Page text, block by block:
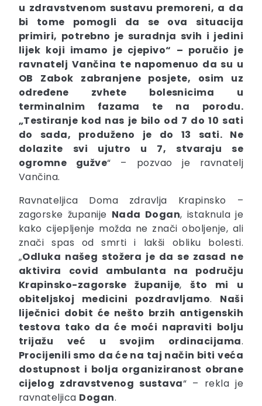
u zdravstvenom sustavu premoreni, a da
bi tome pomogli da se ova situacija
primiri, potrebno je suradnja svih i jedini
lijek koji imamo je cjepivo“ – poručio je
ravnatelj Vančina te napomenuo da su u
OB Zabok zabranjene posjete, osim uz
određene zvhete bolesnicima u
terminalnim fazama te na porodu.
„Testiranje kod nas je bilo od 7 do 10 sati
do sada, produženo je do 13 sati. Ne
dolazite svi ujutro u 7, stvaraju se
ogromne gužve“ – pozvao je ravnatelj
Vančina.
Ravnateljica Doma zdravlja Krapinsko –
zagorske županije Nada Dogan, istaknula je
kako cijepljenje možda ne znači oboljenje, ali
znači spas od smrti i lakši obliku bolesti.
„Odluka našeg stožera je da se zasad ne
aktivira covid ambulanta na području
Krapinsko-zagorske županije,što mi u
obiteljskoj medicini pozdravljamo. Naši
liječnici dobit će nešto brzih antigenskih
testova tako da će moći napraviti bolju
trijažu već u svojim ordinacijama.
Procijenili smo da će na taj način biti veća
dostupnost i bolja organiziranost obrane
cijelog zdravstvenog sustava“ – rekla je
ravnateljica Dogan.